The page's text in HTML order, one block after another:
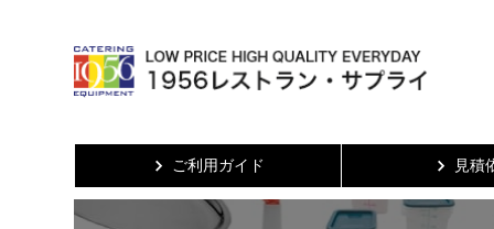
ご利用ガイド 見積